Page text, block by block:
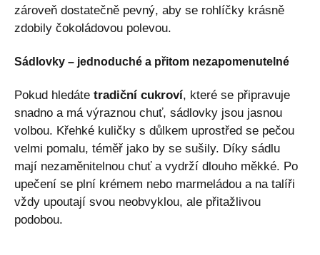
zároveň dostatečně pevný, aby se rohlíčky krásně
zdobily čokoládovou polevou.
Sádlovky – jednoduché a přitom nezapomenutelné
Pokud hledáte tradiční cukroví, které se připravuje
snadno a má výraznou chuť, sádlovky jsou jasnou
volbou. Křehké kuličky s důlkem uprostřed se pečou
velmi pomalu, téměř jako by se sušily. Díky sádlu
mají nezaměnitelnou chuť a vydrží dlouho měkké. Po
upečení se plní krémem nebo marmeládou a na talíři
vždy upoutají svou neobvyklou, ale přitažlivou
podobou.